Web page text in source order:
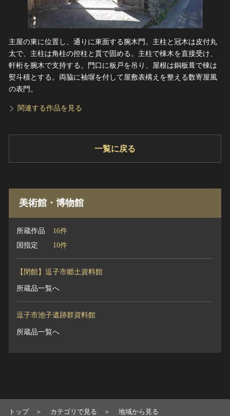
主屋の東に位置し、通りに東面する腕木門。主柱と冠木は皮付丸
太で、主柱は角柱の控柱と貫で固める。主柱で棟木を直接受け、
軒桁を腕木で支持する。門口に板戸を吊り、屋根は銅板葺で棟は
熨斗積とする。両脇に袖塀を付して屋敷表構えを整える数寄屋風
の表門。
関連する作品を見る
一覧に戻る
美術館・博物館
所蔵作品
16件
国指定
10件
【閉館】逗子市郷土資料館
所蔵品一覧へ
逗子市池子遺跡群資料館
所蔵品一覧へ
トップ カテゴリで見る
地域から見る